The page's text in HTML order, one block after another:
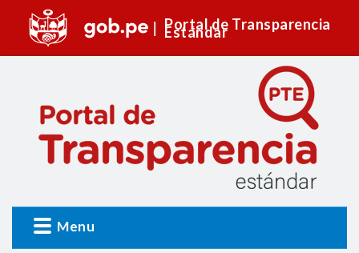
Portal de Transparencia
Estándar
Menu